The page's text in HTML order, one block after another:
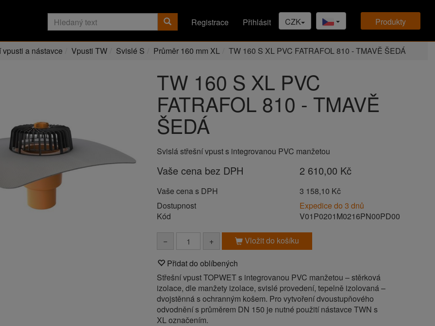
produkty
CZK
Registrace Přihlásit
vpusti a nástavce Vpusti TW Svislé S Průměr 160 mm XL TW 160 S XL PVC FATRAFOL 810 - TMAVĚ ŠEDÁ
TW 160 S XL PVC
FATRAFOL 810 - TMAVĚ
ŠEDÁ
Svislá střešní vpust s integrovanou PVC manžetou
Vaše cena bez DPH 2 610,00 Kč
Vaše cena s DPH
3 158,10 Kč
Dostupnost
Expedice do 3 dnů
Kód
V01P0201M0216PN00PD00
− + Vložit do košíku
Přidat do oblíbených
Střešní vpust TOPWET s integrovanou PVC manžetou – stěrková
izolace, dle manžety izolace, svislé provedení, tepelně izolovaná –
dvojstěnná s ochranným košem. Pro vytvoření dvoustupňového
odvodnění s průměrem DN 150 je nutné použití nástavce TWN s
XL označením.